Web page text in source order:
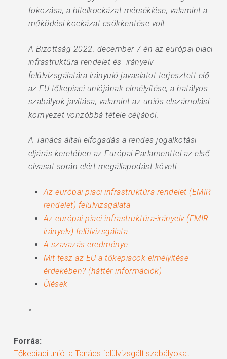
fokozása, a hitelkockázat mérséklése, valamint a
működési kockázat csökkentése volt.
A Bizottság 2022. december 7-én az európai piaci
infrastruktúra-rendelet és -irányelv
felülvizsgálatára irányuló javaslatot terjesztett elő
az EU tőkepiaci uniójának elmélyítése, a hatályos
szabályok javítása, valamint az uniós elszámolási
környezet vonzóbbá tétele céljából.
A Tanács általi elfogadás a rendes jogalkotási
eljárás keretében az Európai Parlamenttel az első
olvasat során elért megállapodást követi.
Az európai piaci infrastruktúra-rendelet (EMIR
rendelet) felülvizsgálata
Az európai piaci infrastruktúra-irányelv (EMIR
irányelv) felülvizsgálata
A szavazás eredménye
Mit tesz az EU a tőkepiacok elmélyítése
érdekében? (háttér-információk)
Ülések
”
Forrás:
Tőkepiaci unió: a Tanács felülvizsgált szabályokat